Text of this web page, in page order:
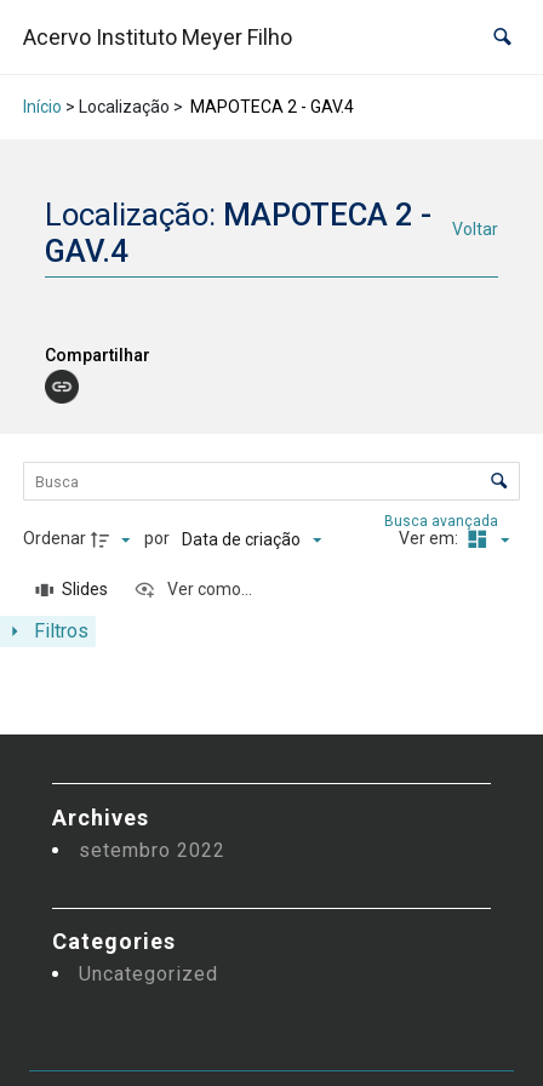
Acervo Instituto Meyer Filho
Início > Localização > MAPOTECA 2 - GAV.4
Localização: MAPOTECA 2 -
GAV.4
Voltar
Compartilhar
Lista de itens
Controle de ordenação e visualização
Filtros
Busca avançada
Ordenar por Data de criação Ver em:
Slides Ver como...
Archives
setembro 2022
Categories
Uncategorized